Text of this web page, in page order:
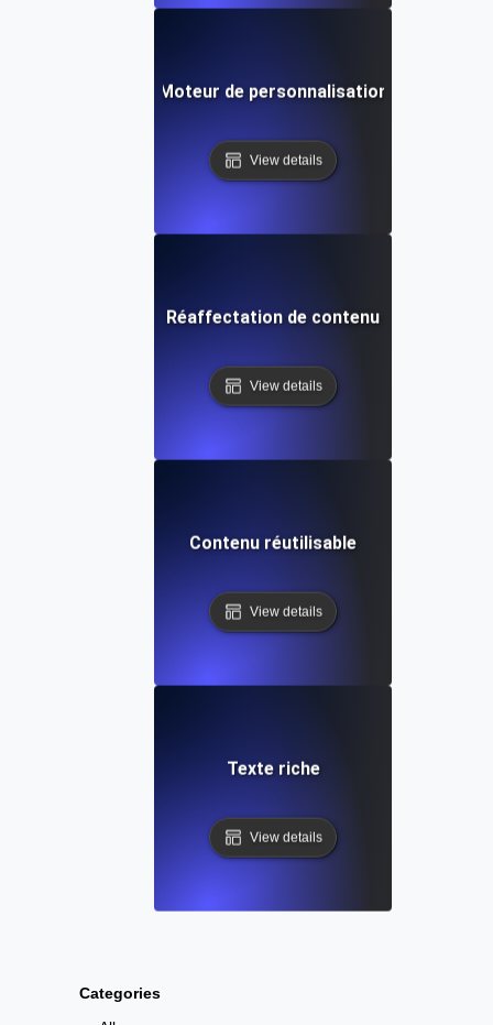
Categories
Moteur de personnalisation
View details
Réaffectation de contenu
View details
Contenu réutilisable
View details
Texte riche
View details